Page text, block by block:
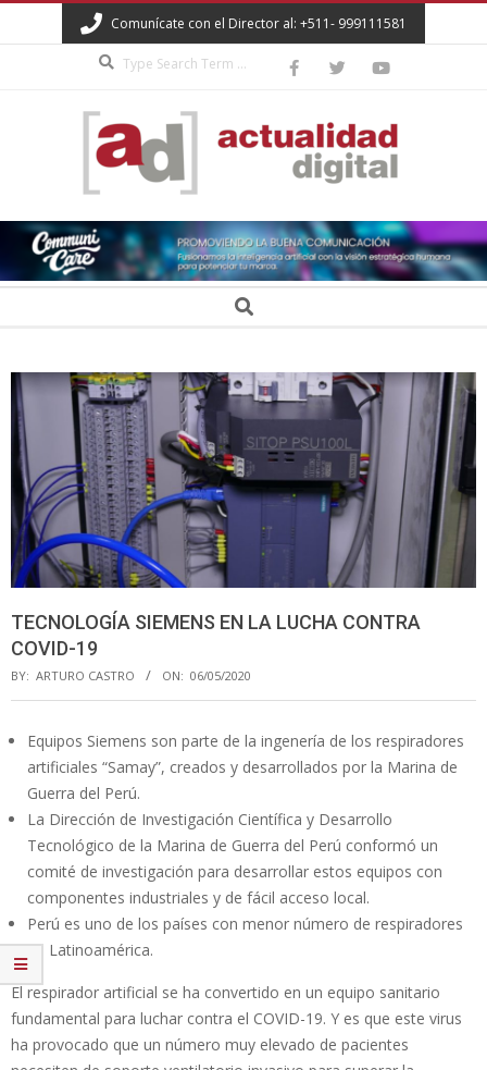
to
Comunícate con el Director al: +511- 999111581
ACTUALIDAD
DIGITAL Search
TECNOLOGÍA SIEMENS EN LA LUCHA CONTRA
COVID-19
BY: ARTURO CASTRO ON: 06/05/2020
Equipos Siemens son parte de la ingenería de los respiradores
artificiales “Samay”, creados y desarrollados por la Marina de
Guerra del Perú.
La Dirección de Investigación Científica y Desarrollo
Tecnológico de la Marina de Guerra del Perú conformó un
comité de investigación para desarrollar estos equipos con
componentes industriales y de fácil acceso local.
Perú es uno de los países con menor número de respiradores
en Latinoamérica.
El respirador artificial se ha convertido en un equipo sanitario
fundamental para luchar contra el COVID-19. Y es que este virus
ha provocado que un número muy elevado de pacientes